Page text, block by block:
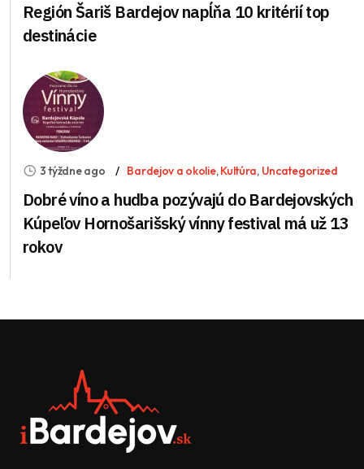
Región Šariš Bardejov napĺňa 10 kritérií top
destinácie
3 týždne ago Bardejov a okolie,Kultúra, Uncategorized
Dobré víno a hudba pozývajú do Bardejovských
Kúpeľov Hornošarišský vínny festival má už 13
rokov